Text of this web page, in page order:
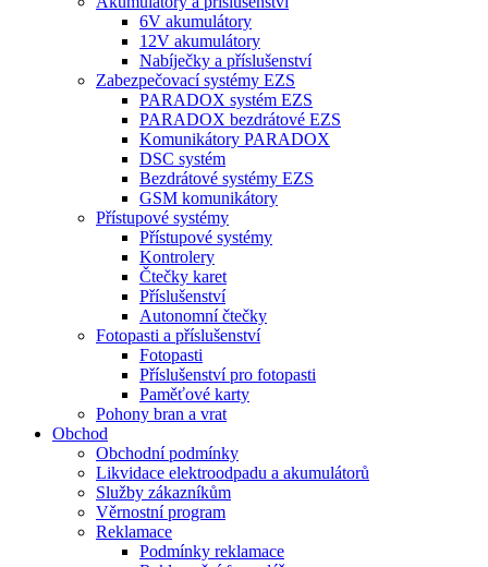
6V akumulátory
12V akumulátory
Nabíječky a příslušenství
Zabezpečovací systémy EZS
PARADOX systém EZS
PARADOX bezdrátové EZS
Komunikátory PARADOX
DSC systém
Bezdrátové systémy EZS
GSM komunikátory
Přístupové systémy
Přístupové systémy
Kontrolery
Čtečky karet
Příslušenství
Autonomní čtečky
Fotopasti a příslušenství
Fotopasti
Příslušenství pro fotopasti
Paměťové karty
Pohony bran a vrat
Obchod
Obchodní podmínky
Likvidace elektroodpadu a akumulátorů
Služby zákazníkům
Věrnostní program
Reklamace
Podmínky reklamace